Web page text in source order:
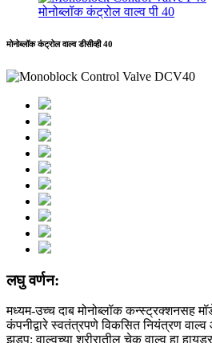
मोनोब्लॉक कंट्रोल वाल्व पी 40
मोनोब्लॉक कंट्रोल वाल्व डीसीव्ही 40
लघु वर्णन:
मध्यम-उच्च दाब मोनोब्लॉक कन्स्ट्रक्शनसह
कंपनीद्वारे स्वतंत्रपणे विकसित नियंत्रण
झडप: वाल्वच्या शरीरातील चेक वाल्व हा